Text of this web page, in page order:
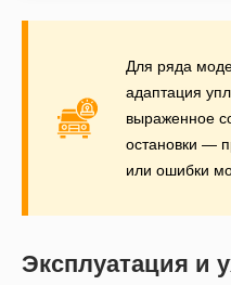
Для ряда
адаптация
выраженное
остановки —
или ошибки
Эксплуатация и